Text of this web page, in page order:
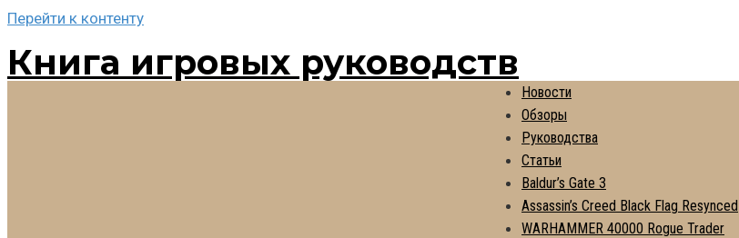
Перейти к контенту
Книга игровых руководств
Новости
Обзоры
Руководства
Статьи
Baldur’s Gate 3
Assassin’s Creed Black Flag Resynced
WARHAMMER 40000 Rogue Trader